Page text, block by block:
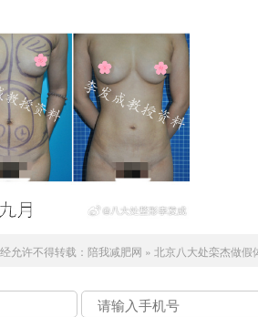
允许不得转载： 陪我减肥网 » 北京八大处栾杰做假